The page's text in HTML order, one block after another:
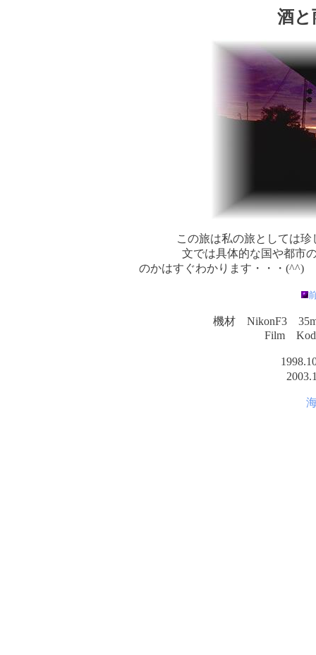
酒と
この旅は私の旅としては
文では具体的な国や都市
のかはすぐわ
機材 NikonF3
Film